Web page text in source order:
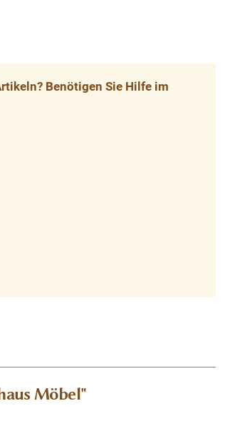
Benötigen Sie Hilfe im
Möbel"